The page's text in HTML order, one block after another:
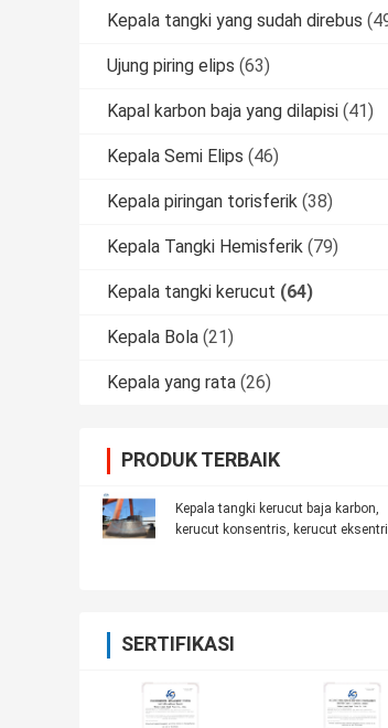
Kepala tangki yang sudah direbus
Ujung piring elips (63)
Kapal karbon baja yang dilapisi (41)
Kepala Semi Elips (46)
Kepala piringan torisferik (38)
Kepala Tangki Hemisferik (79)
Kepala tangki kerucut (64)
Kepala Bola (21)
Kepala yang rata (26)
PRODUK TERBAIK
Kepala tangki kerucut baja karbon,
kerucut konsentris, kerucut
SERTIFIKASI